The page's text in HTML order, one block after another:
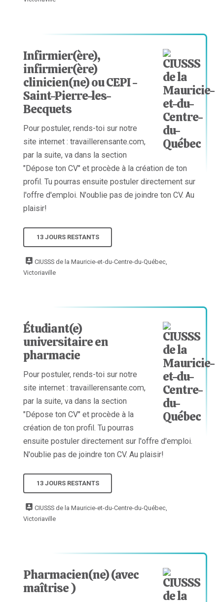
Infirmier(ère),
infirmier(ère)
clinicien(ne) ou CEPI -
Saint-Pierre-les-
Becquets
Pour postuler, rends-toi sur notre
site internet : travaillerensante.com,
par la suite, va dans la section
"Dépose ton CV" et procède à la création de ton
profil. Tu pourras ensuite postuler directement sur
l'offre d'emploi. N'oublie pas de joindre ton CV. Au
plaisir!
13 JOURS RESTANTS
CIUSSS de la Mauricie-et-du-Centre-du-Québec,
Victoriaville
Étudiant(e)
universitaire en
pharmacie
Pour postuler, rends-toi sur notre
site internet : travaillerensante.com,
par la suite, va dans la section
"Dépose ton CV" et procède à la
création de ton profil. Tu pourras
ensuite postuler directement sur l'offre d'emploi.
N'oublie pas de joindre ton CV. Au plaisir!
13 JOURS RESTANTS
CIUSSS de la Mauricie-et-du-Centre-du-Québec,
Victoriaville
Pharmacien(ne) (avec
maîtrise )